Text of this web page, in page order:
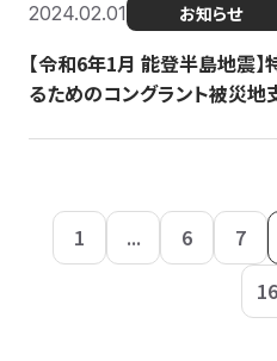
2024.02.01 お知らせ
【令和6年1月 能登半島地震
るためのコングラント被災地
1 ... 6 7
16